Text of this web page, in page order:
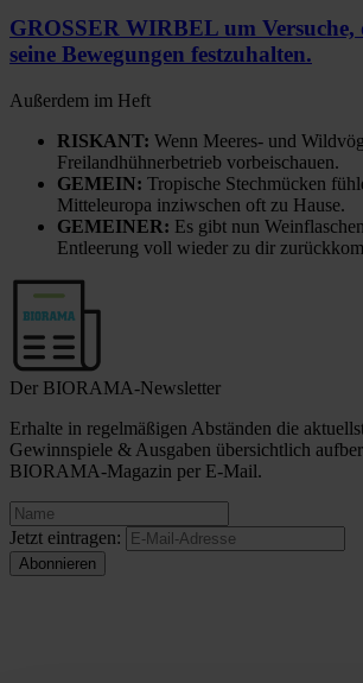
GROSSER WIRBEL um Versuche,
seine Bewegungen festzuhalten.
Außerdem im Heft
RISKANT: Wenn Meeres- und
Freilandhühnerbetrieb vorbeischauen.
GEMEIN: Tropische Stechmücken
Mitteleuropa inziwschen oft zu Hause.
GEMEINER: Es gibt nun
Entleerung voll wieder zu dir
Der BIORAMA-Newsletter
Erhalte in regelmäßigen Abständen die
Gewinnspiele & Ausgaben übersichtlich
BIORAMA-Magazin per E-Mail.
Jetzt eintragen: